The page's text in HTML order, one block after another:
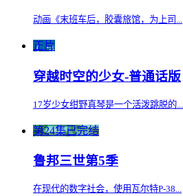
动画《末班车后，胶囊旅馆，为上司...
正片
穿越时空的少女-普通话版
17岁少女绀野真琴是一个活泼跳脱的...
第24集已完结
鲁邦三世第5季
在现代的数字社会，使用瓦尔特P-38...